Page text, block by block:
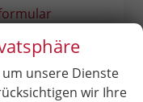
unsere Dienste
wir Ihre